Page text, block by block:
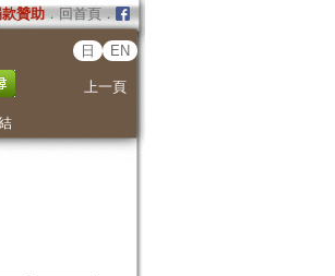
贊助．回首頁．
日 EN
上一頁